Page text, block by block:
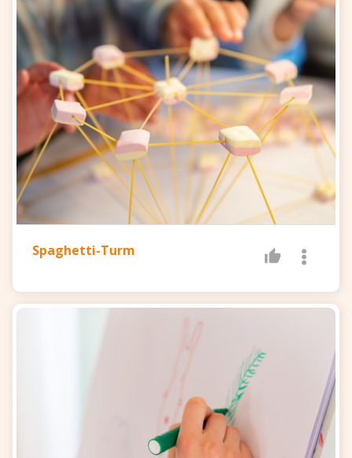
Spaghetti-Turm